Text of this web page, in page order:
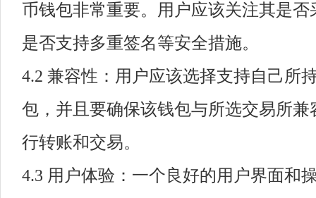
币钱包非常重要。用户应该关注其是
是否支持多重签名等安全措施。
4.2 兼容性：用户应该选择支持自己所
包，并且要确保该钱包与所选交易所兼
行转账和交易。
4.3 用户体验：一个良好的用户界面和